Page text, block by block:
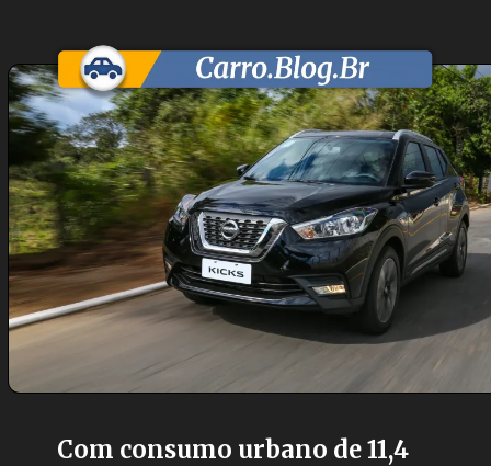
Com consumo urbano de 11,4